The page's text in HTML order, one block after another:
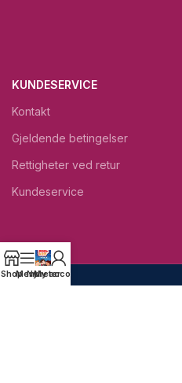
KUNDESERVICE
Kontakt
Gjeldende betingelser
Rettigheter ved retur
Kundeservice
ShopMenuNyheter
My account